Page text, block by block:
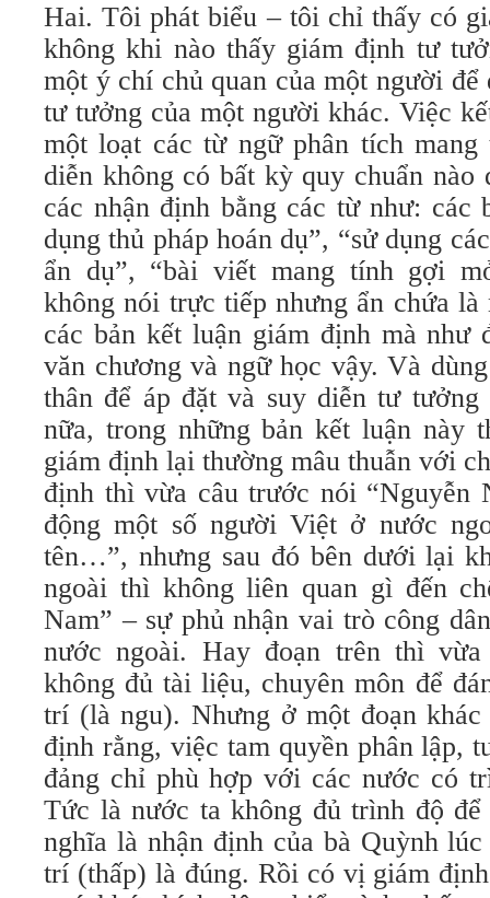
Hai. Tôi phát biểu – tôi chỉ thấy có
không khi nào thấy giám định tư
một ý chí chủ quan của một người để
tư tưởng của một người khác. Việc
một loạt các từ ngữ phân tích
diễn không có bất kỳ quy chuẩn nào
các nhận định bằng các từ như: các
dụng thủ pháp hoán dụ”, “sử dụng
ẩn dụ”, “bài viết mang tính gợi
không nói trực tiếp nhưng ẩn chứa
các bản kết luận giám định mà như
văn chương và ngữ học vậy. Và
thân để áp đặt và suy diễn tư
nữa, trong những bản kết luận này
giám định lại thường mâu thuẫn với
định thì vừa câu trước nói “Nguyễn
động một số người Việt ở nước
tên…”, nhưng sau đó bên dưới lại
ngoài thì không liên quan gì đến
Nam” – sự phủ nhận vai trò công
nước ngoài. Hay đoạn trên thì
không đủ tài liệu, chuyên môn để
trí (là ngu). Nhưng ở một đoạn
định rằng, việc tam quyền phân lập,
đảng chỉ phù hợp với các nước có
Tức là nước ta không đủ trình độ
nghĩa là nhận định của bà Quỳnh
trí (thấp) là đúng. Rồi có vị giám